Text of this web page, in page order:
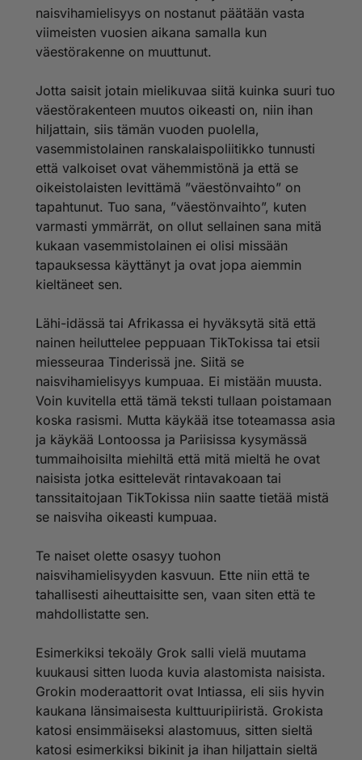
naisvihamielisyys on nostanut päätään vasta
viimeisten vuosien aikana samalla kun
väestörakenne on muuttunut.
Jotta saisit jotain mielikuvaa siitä kuinka suuri tuo
väestörakenteen muutos oikeasti on, niin ihan
hiljattain, siis tämän vuoden puolella,
vasemmistolainen ranskalaispoliitikko tunnusti
että valkoiset ovat vähemmistönä ja että se
oikeistolaisten levittämä ”väestönvaihto” on
tapahtunut. Tuo sana, ”väestönvaihto”, kuten
varmasti ymmärrät, on ollut sellainen sana mitä
kukaan vasemmistolainen ei olisi missään
tapauksessa käyttänyt ja ovat jopa aiemmin
kieltäneet sen.
Lähi-idässä tai Afrikassa ei hyväksytä sitä että
nainen heiluttelee peppuaan TikTokissa tai etsii
miesseuraa Tinderissä jne. Siitä se
naisvihamielisyys kumpuaa. Ei mistään muusta.
Voin kuvitella että tämä teksti tullaan poistamaan
koska rasismi. Mutta käykää itse toteamassa asia
ja käykää Lontoossa ja Pariisissa kysymässä
tummaihoisilta miehiltä että mitä mieltä he ovat
naisista jotka esittelevät rintavakoaan tai
tanssitaitojaan TikTokissa niin saatte tietää mistä
se naisviha oikeasti kumpuaa.
Te naiset olette osasyy tuohon
naisvihamielisyyden kasvuun. Ette niin että te
tahallisesti aiheuttaisitte sen, vaan siten että te
mahdollistatte sen.
Esimerkiksi tekoäly Grok salli vielä muutama
kuukausi sitten luoda kuvia alastomista naisista.
Grokin moderaattorit ovat Intiassa, eli siis hyvin
kaukana länsimaisesta kulttuuripiiristä. Grokista
katosi ensimmäiseksi alastomuus, sitten sieltä
katosi esimerkiksi bikinit ja ihan hiljattain sieltä